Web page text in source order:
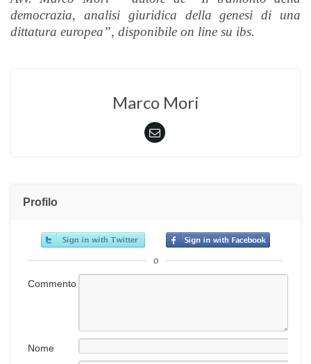
democrazia, analisi giuridica della genesi di una
dittatura europea”, disponibile on line su ibs.
Marco Mori
Profilo
o
Commento
Nome